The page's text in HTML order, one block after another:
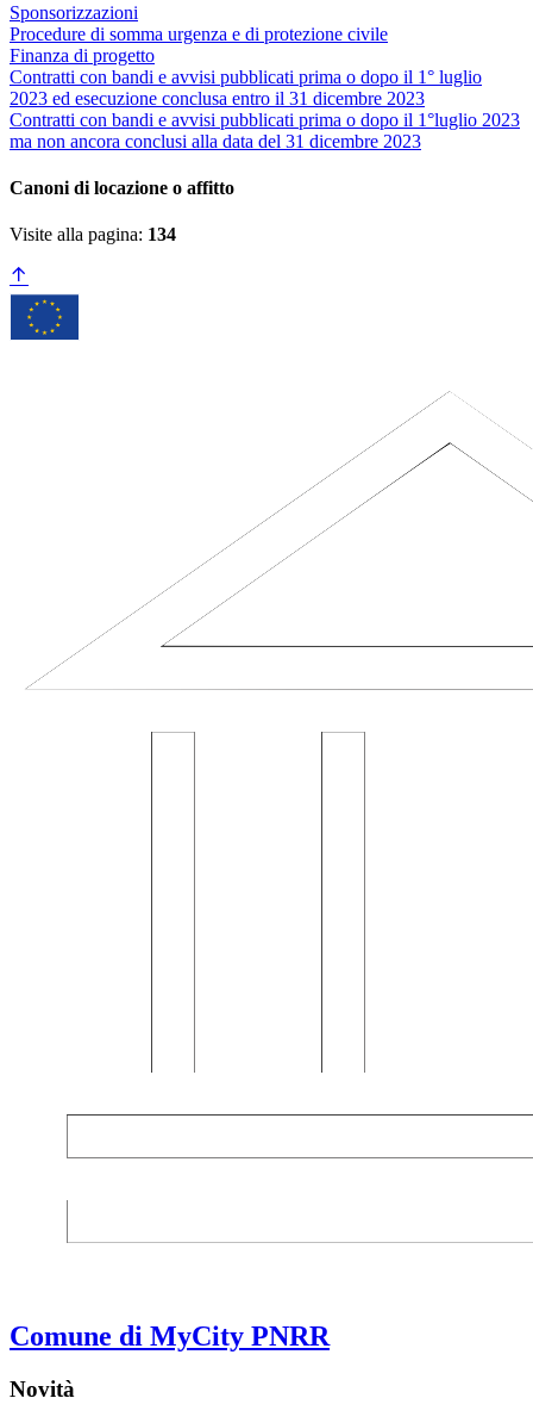
Sponsorizzazioni
Procedure di somma urgenza e di protezione civile
Finanza di progetto
Contratti con bandi e avvisi pubblicati prima o dopo il 1° luglio
2023 ed esecuzione conclusa entro il 31 dicembre 2023
Contratti con bandi e avvisi pubblicati prima o dopo il 1°luglio 2023
ma non ancora conclusi alla data del 31 dicembre 2023
Canoni di locazione o affitto
Visite alla pagina: 134
Comune di MyCity PNRR
Novità